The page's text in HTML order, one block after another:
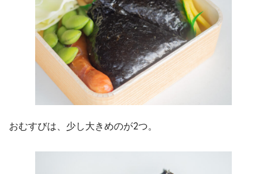
おむすびは、少し大きめのが2つ。